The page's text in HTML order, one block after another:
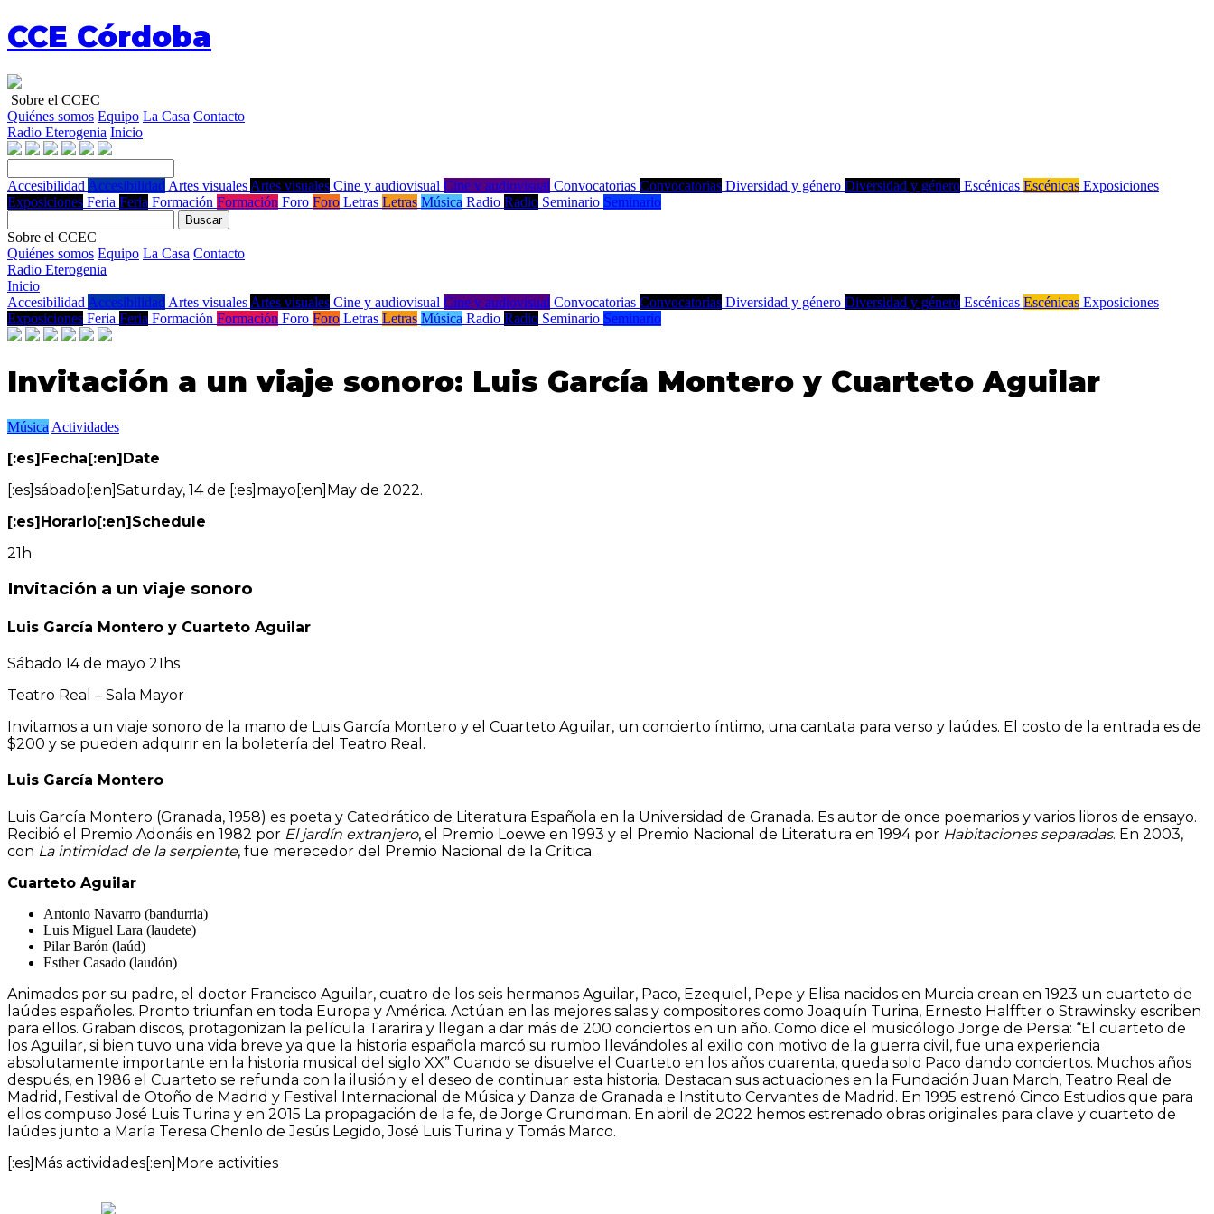
CCE Córdoba
Sobre el CCEC
Quiénes somos Equipo La Casa Contacto
Radio Eterogenia Inicio
Accesibilidad Accesibilidad Artes visuales Artes visuales Cine y audiovisual Cine y audiovisual Convocatorias Convocatorias Diversidad y género Diversidad y género Escénicas Escénicas Exposiciones
Exposiciones Feria Feria Formación Formación Foro Foro Letras Letras Música Radio Radio Seminario Seminario
Buscar
Sobre el CCEC
Quiénes somos Equipo La Casa Contacto
Radio Eterogenia
Inicio
Accesibilidad Accesibilidad Artes visuales Artes visuales Cine y audiovisual Cine y audiovisual Convocatorias Convocatorias Diversidad y género Diversidad y género Escénicas Escénicas Exposiciones
Exposiciones Feria Feria Formación Formación Foro Foro Letras Letras Música Radio Radio Seminario Seminario
Invitación a un viaje sonoro: Luis García Montero y Cuarteto Aguilar
Música Actividades
[:es]Fecha[:en]Date
[:es]sábado[:en]Saturday, 14 de [:es]mayo[:en]May de 2022.
[:es]Horario[:en]Schedule
21h
Invitación a un viaje sonoro
Luis García Montero y Cuarteto Aguilar
Sábado 14 de mayo 21hs
Teatro Real – Sala Mayor
Invitamos a un viaje sonoro de la mano de Luis García Montero y el Cuarteto Aguilar, un concierto íntimo, una cantata para verso y laúdes. El costo de la entrada es de
$200 y se pueden adquirir en la boletería del Teatro Real.
Luis García Montero
Luis García Montero (Granada, 1958) es poeta y Catedrático de Literatura Española en la Universidad de Granada. Es autor de once poemarios y varios libros de ensayo.
Recibió el Premio Adonáis en 1982 por El jardín extranjero, el Premio Loewe en 1993 y el Premio Nacional de Literatura en 1994 por Habitaciones separadas. En 2003,
con La intimidad de la serpiente, fue merecedor del Premio Nacional de la Crítica.
Cuarteto Aguilar
Antonio Navarro (bandurria)
Luis Miguel Lara (laudete)
Pilar Barón (laúd)
Esther Casado (laudón)
Animados por su padre, el doctor Francisco Aguilar, cuatro de los seis hermanos Aguilar, Paco, Ezequiel, Pepe y Elisa nacidos en Murcia crean en 1923 un cuarteto de
laúdes españoles. Pronto triunfan en toda Europa y América. Actúan en las mejores salas y compositores como Joaquín Turina, Ernesto Halffter o Strawinsky escriben
para ellos. Graban discos, protagonizan la película Tararira y llegan a dar más de 200 conciertos en un año. Como dice el musicólogo Jorge de Persia: “El cuarteto de
los Aguilar, si bien tuvo una vida breve ya que la historia española marcó su rumbo llevándoles al exilio con motivo de la guerra civil, fue una experiencia
absolutamente importante en la historia musical del siglo XX” Cuando se disuelve el Cuarteto en los años cuarenta, queda solo Paco dando conciertos. Muchos años
después, en 1986 el Cuarteto se refunda con la ilusión y el deseo de continuar esta historia. Destacan sus actuaciones en la Fundación Juan March, Teatro Real de
Madrid, Festival de Otoño de Madrid y Festival Internacional de Música y Danza de Granada e Instituto Cervantes de Madrid. En 1995 estrenó Cinco Estudios que para
ellos compuso José Luis Turina y en 2015 La propagación de la fe, de Jorge Grundman. En abril de 2022 hemos estrenado obras originales para clave y cuarteto de
laúdes junto a María Teresa Chenlo de Jesús Legido, José Luis Turina y Tomás Marco.
[:es]Más actividades[:en]More activities